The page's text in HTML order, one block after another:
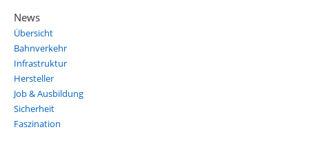
News
Übersicht
Bahnverkehr
Infrastruktur
Hersteller
Job & Ausbildung
Sicherheit
Faszination